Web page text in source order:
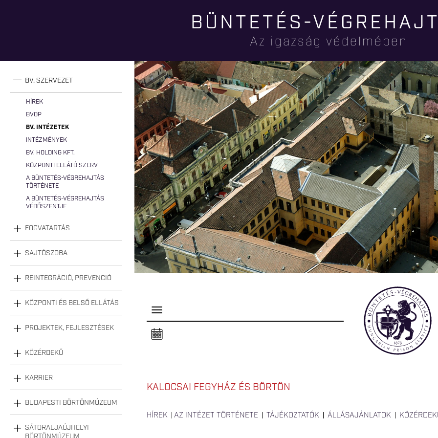
tartalomra
BÜNTETÉS-
Az igazság védelmében
BV. SZERVEZET
HÍREK
BVOP
BV. INTÉZETEK
INTÉZMÉNYEK
BV. HOLDING KFT.
KÖZPONTI ELLÁTÓ SZERV
A BÜNTETÉS-VÉGREHAJTÁS
TÖRTÉNETE
A BÜNTETÉS-VÉGREHAJTÁS
VÉDŐSZENTJE
FOGVATARTÁS
SAJTÓSZOBA
REINTEGRÁCIÓ, PREVENCIÓ
KÖZPONTI ÉS BELSŐ ELLÁTÁS
PROJEKTEK, FEJLESZTÉSEK
KÖZÉRDEKŰ
KARRIER
BUDAPESTI BÖRTÖNMÚZEUM
SÁTORALJAÚJHELYI
P
e
l
s
a
KALOCSAI FEGYHÁZ ÉS BÖRTÖN
HÍREK AZ INTÉZET TÖRTÉNETE TÁJÉKOZTATÓK ÁLLÁSAJÁNLATOK